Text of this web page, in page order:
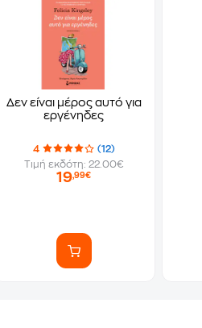
Δεν είναι μέρος αυτό για
εργένηδες
4
(12)
Τιμή εκδότη: 22.00€
19,99€